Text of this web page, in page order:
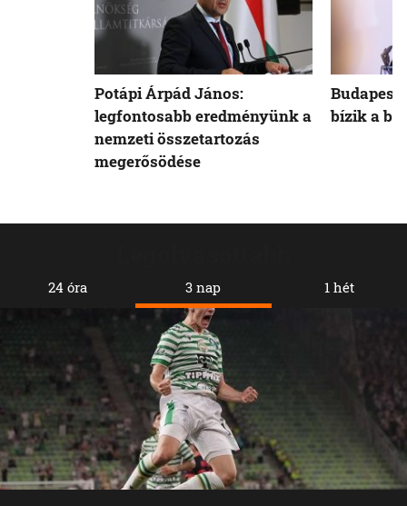
24 óra 3 nap 1 hét
Potápi Árpád János:
legfontosabb eredményünk a
nemzeti összetartozás
megerősödése
Budapest
bízik a